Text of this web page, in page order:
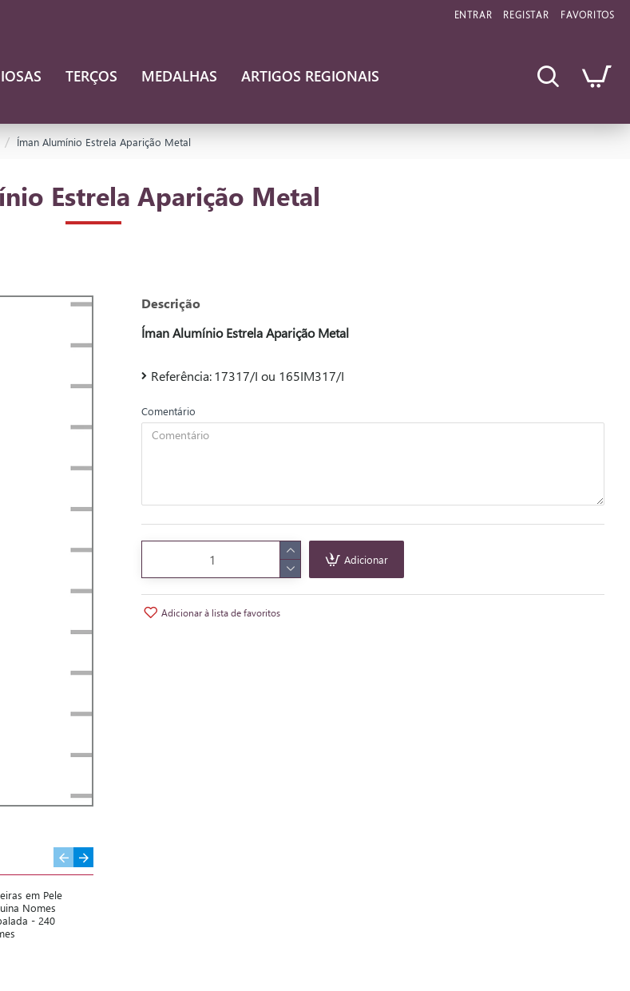
ENTRAR REGISTAR FAVORITOS
TERÇOS MEDALHAS ARTIGOS REGIONAIS
Íman Alumínio Estrela Aparição Metal
Estrela Aparição Metal
em Pele
Nomes
- 240
Descrição
Íman Alumínio Estrela Aparição Metal
Referência:17317/I ou 165IM317/I
Comentário
Adicionar
Adicionar à lista de favoritos